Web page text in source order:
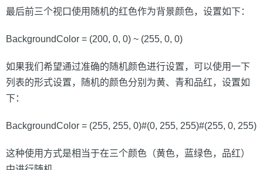
最后前三个视口使用随机的红色作为背景颜色，设置如下：
BackgroundColor = (200, 0, 0) ~ (255, 0, 0)
如果我们希望通过准确的随机颜色进行设置，可以使用一下
列表的形式设置，随机的颜色分别为黄、青和品红，设置如
下：
BackgroundColor = (255, 255, 0)#(0, 255, 255)#(255, 0, 255)
这种使用方式是相当于在三个颜色（黄色，蓝绿色，品红）